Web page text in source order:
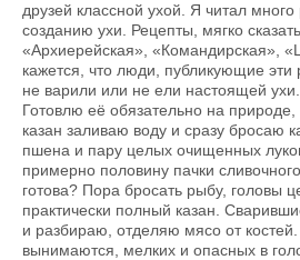
друзей классной ухой. Я читал
созданию ухи. Рецепты, мягко
«Архиерейская», «Командирская»,
кажется, что люди, публикующие эти
не варили или не ели настоящей ухи.
Готовлю её обязательно на
казан заливаю воду и сразу бросаю
пшена и пару целых очищенных
примерно половину пачки
готова? Пора бросать рыбу, головы
практически полный казан.
и разбираю, отделяю мясо от
вынимаются, мелких и опасных в